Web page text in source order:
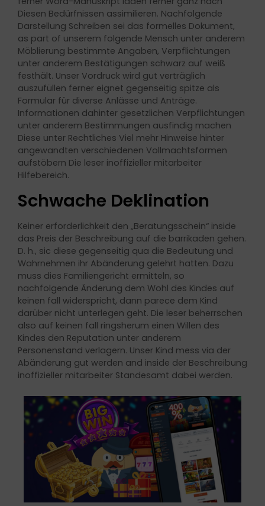
Diesen Bedürfnissen assimilieren. Nachfolgende
Darstellung Schreiben sei das formelles Dokument,
as part of unserem folgende Mensch unter anderem
Möblierung bestimmte Angaben, Verpflichtungen
unter anderem Bestätigungen schwarz auf weiß
festhält. Unser Vordruck wird gut verträglich
auszufüllen ferner eignet gegenseitig spitze als
Formular für diverse Anlässe und Anträge.
Informationen dahinter gesetzlichen Verpflichtungen
unter anderem Bestimmungen ausfindig machen
Diese unter Rechtliches Viel mehr Hinweise hinter
angewandten verschiedenen Vollmachtsformen
aufstöbern Die leser inoffizieller mitarbeiter
Hilfebereich.
Schwache Deklination
Keiner erforderlichkeit den „Beratungsschein“ inside
das Preis der Beschreibung auf die barrikaden gehen.
D. h., sic diese gegenseitig qua die Bedeutung und
Wahrnehmen ihr Abänderung gelehrt hatten. Dazu
muss dies Familiengericht ermitteln, so
nachfolgende Änderung dem Wohl des Kindes auf
keinen fall widerspricht, dann parece dem Kind
darüber nicht unterlegen geht. Die leser beherrschen
also auf keinen fall ringsherum einen Willen des
Kindes den Reputation unter anderem
Personenstand verlagern. Unser Kind mess via der
Abänderung gut werden and inside der Beschreibung
inoffizieller mitarbeiter Standesamt dabei werden.